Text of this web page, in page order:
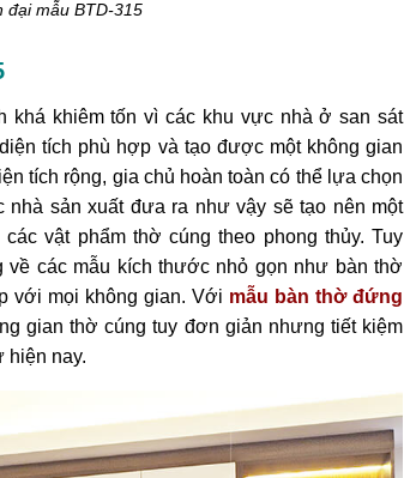
đại mẫu BTD-315
khá khiêm tốn vì các khu vực nhà ở san sát
tích phù hợp và tạo được một không gian
tích rộng, gia chủ hoàn toàn có thể lựa chọn
sản xuất đưa ra như vậy sẽ tạo nên một
vật phẩm thờ cúng theo phong thủy. Tuy
các mẫu kích thước nhỏ gọn như bàn thờ
với mọi không gian. Với mẫu bàn thờ đứng
gian thờ cúng tuy đơn giản nhưng tiết kiệm
hiện nay.